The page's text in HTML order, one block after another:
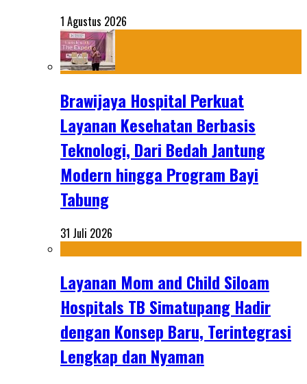
1 Agustus 2026
Brawijaya Hospital Perkuat
Layanan Kesehatan Berbasis
Teknologi, Dari Bedah Jantung
Modern hingga Program Bayi
Tabung
31 Juli 2026
Layanan Mom and Child Siloam
Hospitals TB Simatupang Hadir
dengan Konsep Baru, Terintegrasi
Lengkap dan Nyaman